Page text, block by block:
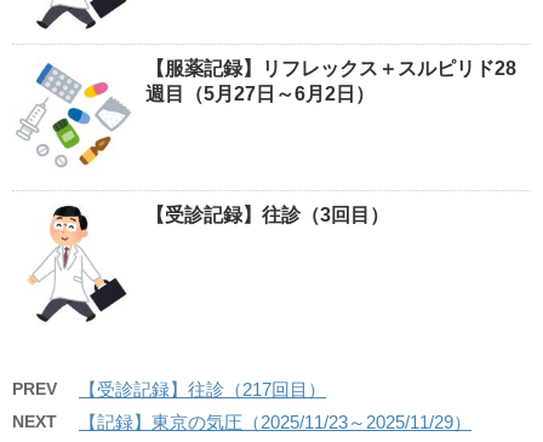
【服薬記録】リフレックス＋スルピリド28
週目（5月27日～6月2日）
【受診記録】往診（3回目）
PREV 【受診記録】往診（217回目）
NEXT 【記録】東京の気圧（2025/11/23～2025/11/29）